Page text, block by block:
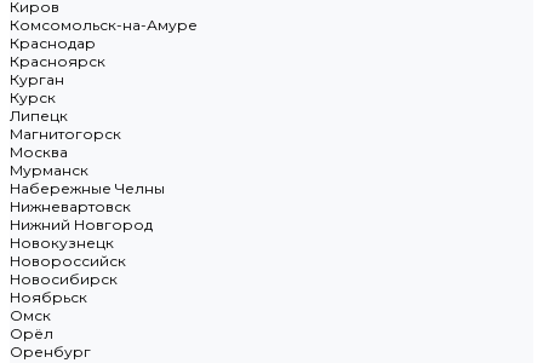
Киров
Комсомольск-на-Амуре
Краснодар
Красноярск
Курган
Курск
Липецк
Магнитогорск
Москва
Мурманск
Набережные Челны
Нижневартовск
Нижний Новгород
Новокузнецк
Новороссийск
Новосибирск
Ноябрьск
Омск
Орёл
Оренбург